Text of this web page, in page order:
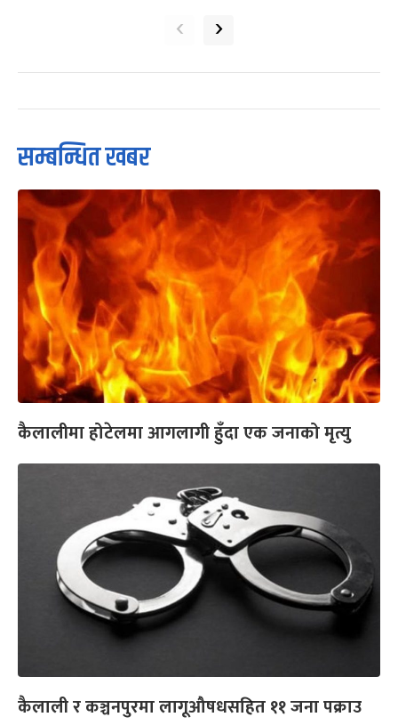
‹ ›
सम्बन्धित खबर
कैलालीमा होटेलमा आगलागी हुँदा एक जनाको मृत्यु
कैलाली र कञ्चनपुरमा लागूऔषधसहित ११ जना पक्राउ